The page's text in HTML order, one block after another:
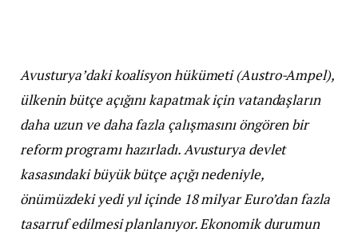
Avusturya’daki koalisyon hükümeti (Austro-Ampel),
ülkenin bütçe açığını kapatmak için vatandaşların
daha uzun ve daha fazla çalışmasını öngören bir
reform programı hazırladı. Avusturya devlet
kasasındaki büyük bütçe açığı nedeniyle,
önümüzdeki yedi yıl içinde 18 milyar Euro’dan fazla
tasarruf edilmesi planlanıyor. Ekonomik durumun